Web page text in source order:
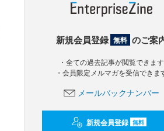
新規会員登録 無料 のご案
・全ての過去記事が閲覧できます
・会員限定メルマガを受信できま
メールバックナンバー
新規会員登録 無料